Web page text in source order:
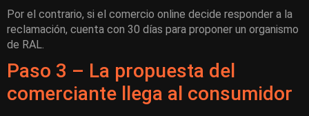
Por el contrario, si el comercio online decide responder a la
reclamación, cuenta con 30 días para proponer un organismo
de RAL.
Paso 3 – La propuesta del
comerciante llega al consumidor